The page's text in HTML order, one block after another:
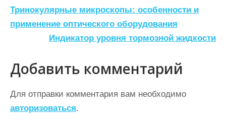
Н
а
и
г
а
ц
Тринокулярные микроскопы: особенности и
применение оптического оборудования
Индикатор уровня тормозной жидкости
Добавить комментарий
Для отправки комментария вам необходимо
авторизоваться.